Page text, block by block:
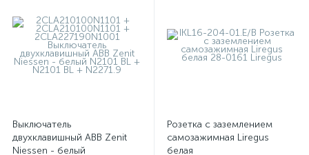
Выключатель
двухклавишный ABB Zenit
Niessen - белый
Розетка с заземлением
самозажимная Liregus
белая